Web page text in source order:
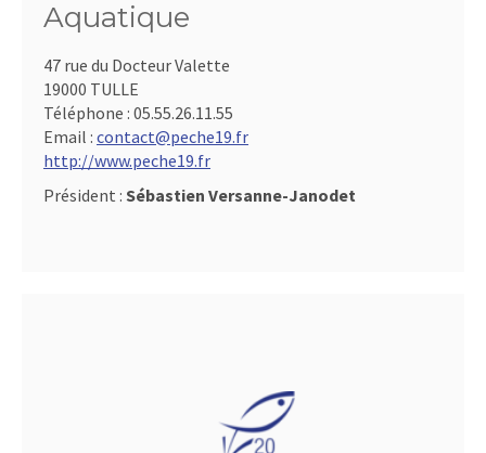
Aquatique
47 rue du Docteur Valette
19000 TULLE
Téléphone : 05.55.26.11.55
Email : contact@peche19.fr
http://www.peche19.fr
Président : Sébastien Versanne-Janodet